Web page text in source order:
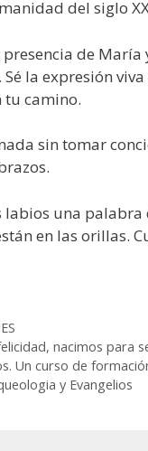
del siglo
de
Sé la expresión
tu camino.
sin tomar
labios una palabra
en las orillas.
,nacimos para
Un curso de
y Evangelios